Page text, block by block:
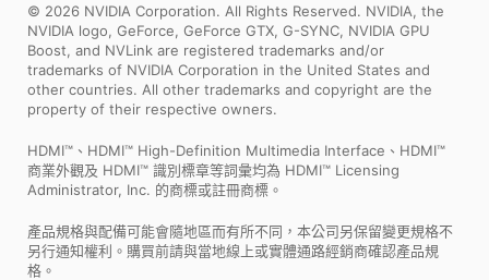
© 2026 NVIDIA Corporation. All Rights Reserved. NVIDIA, the
NVIDIA logo, GeForce, GeForce GTX, G-SYNC, NVIDIA GPU
Boost, and NVLink are registered trademarks and/or
trademarks of NVIDIA Corporation in the United States and
other countries. All other trademarks and copyright are the
property of their respective owners.
HDMI™、HDMI™ High-Definition Multimedia Interface、HDMI™
商業外觀及 HDMI™ 識別標章等詞彙均為 HDMI™ Licensing
Administrator, Inc. 的商標或註冊商標。
產品規格與配備可能會隨地區而有所不同，本公司另保留變更規格不
另行通知權利。購買前請與當地線上或實體通路經銷商確認產品規
格。